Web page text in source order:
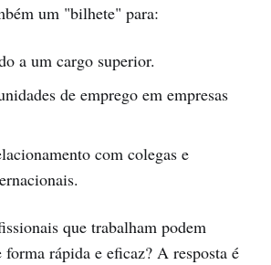
um "bilhete" para:
a um cargo superior.
de emprego em empresas
com colegas e
que trabalham podem
rápida e eficaz? A resposta é